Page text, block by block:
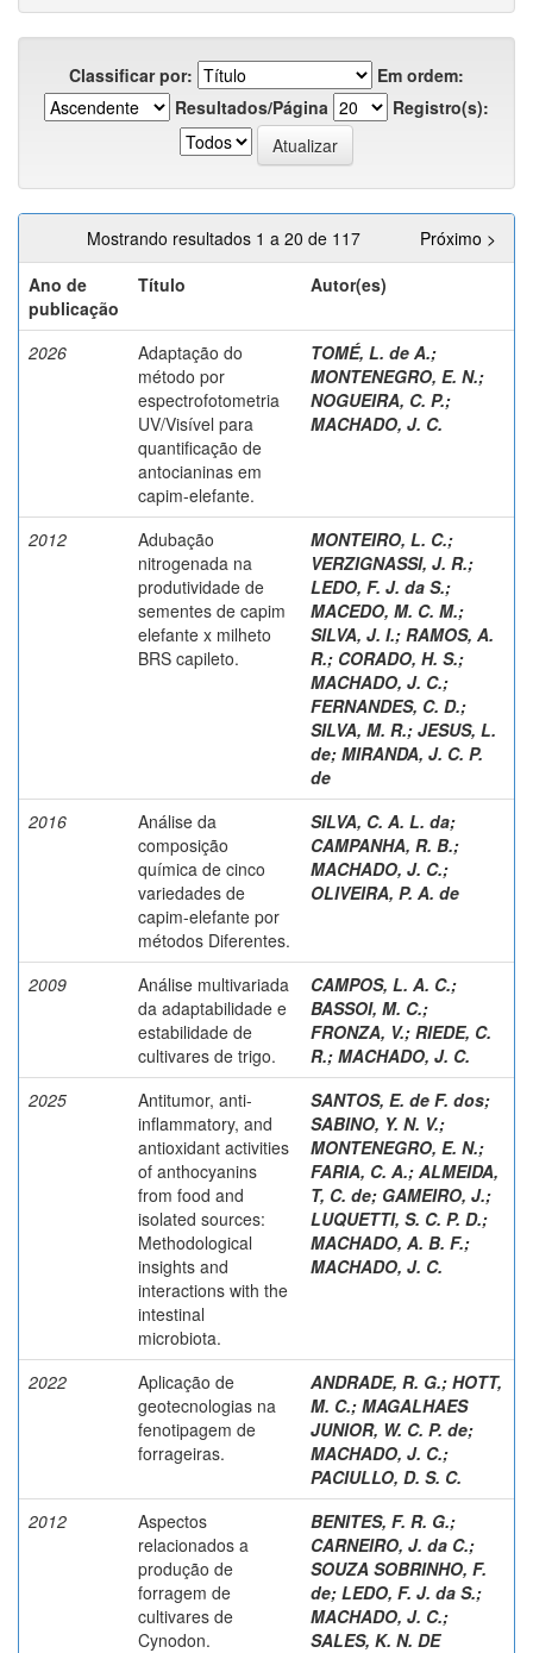
Classificar por:
Em ordem:
Resultados/Página
Registro(s):
Mostrando resultados 1 a 20 de 117
Próximo >
Ano de
publicação
Título Autor(es)
2026
Adaptação do
método por
espectrofotometria
UV/Visível para
quantificação de
antocianinas em
capim-elefante.
TOMÉ, L. de A.;
MONTENEGRO, E. N.;
NOGUEIRA, C. P.;
MACHADO, J. C.
2012
Adubação
nitrogenada na
produtividade de
sementes de capim
elefante x milheto
BRS capileto.
MONTEIRO, L. C.;
VERZIGNASSI, J. R.;
LEDO, F. J. da S.;
MACEDO, M. C. M.;
SILVA, J. I.; RAMOS, A.
R.; CORADO, H. S.;
MACHADO, J. C.;
FERNANDES, C. D.;
SILVA, M. R.; JESUS, L.
de; MIRANDA, J. C. P.
de
2016
Análise da
composição
química de cinco
variedades de
capim-elefante por
métodos Diferentes.
SILVA, C. A. L. da;
CAMPANHA, R. B.;
MACHADO, J. C.;
OLIVEIRA, P. A. de
2009
Análise multivariada
da adaptabilidade e
estabilidade de
cultivares de trigo.
CAMPOS, L. A. C.;
BASSOI, M. C.;
FRONZA, V.; RIEDE, C.
R.; MACHADO, J. C.
2025
Antitumor, anti-
inflammatory, and
antioxidant activities
of anthocyanins
from food and
isolated sources:
Methodological
insights and
interactions with the
intestinal
microbiota.
SANTOS, E. de F. dos;
SABINO, Y. N. V.;
MONTENEGRO, E. N.;
FARIA, C. A.; ALMEIDA,
T, C. de; GAMEIRO, J.;
LUQUETTI, S. C. P. D.;
MACHADO, A. B. F.;
MACHADO, J. C.
2022
Aplicação de
geotecnologias na
fenotipagem de
forrageiras.
ANDRADE, R. G.; HOTT,
M. C.; MAGALHAES
JUNIOR, W. C. P. de;
MACHADO, J. C.;
PACIULLO, D. S. C.
2012
Aspectos
relacionados a
produção de
forragem de
cultivares de
Cynodon.
BENITES, F. R. G.;
CARNEIRO, J. da C.;
SOUZA SOBRINHO, F.
de; LEDO, F. J. da S.;
MACHADO, J. C.;
SALES, K. N. DE